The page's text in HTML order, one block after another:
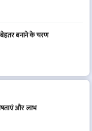
बेहतर बनाने के चरण
और लाभ